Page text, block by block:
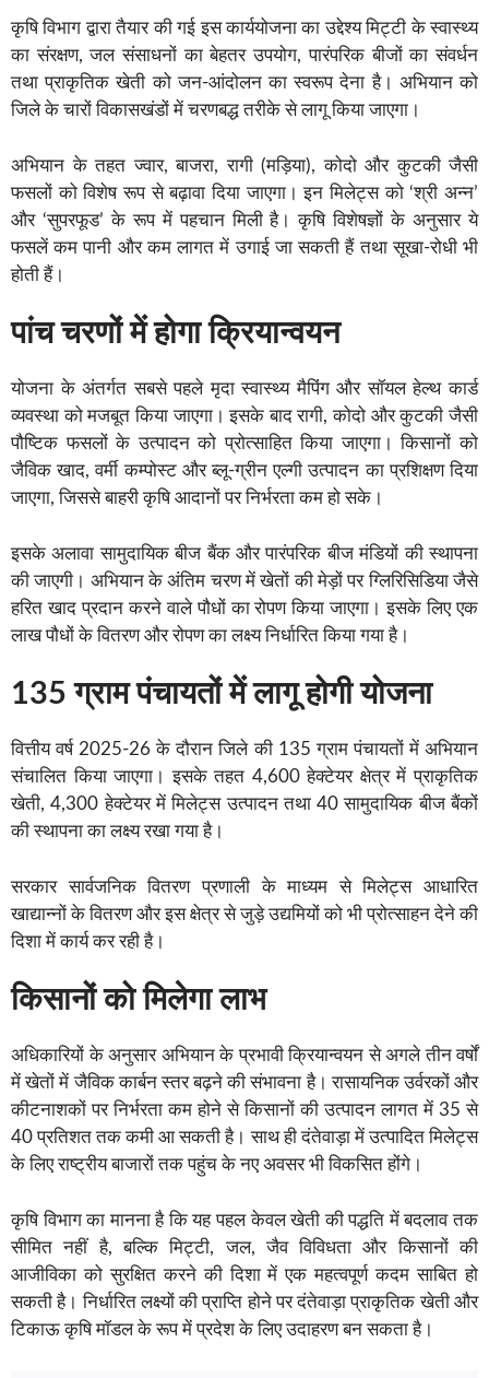
कृषि विभाग द्वारा तैयार की गई इस कार्ययोजना का उद्देश्य मिट्टी के स्वास्थ्य
का संरक्षण, जल संसाधनों का बेहतर उपयोग, पारंपरिक बीजों का संवर्धन
तथा प्राकृतिक खेती को जन-आंदोलन का स्वरूप देना है। अभियान को
जिले के चारों विकासखंडों में चरणबद्ध तरीके से लागू किया जाएगा।
अभियान के तहत ज्वार, बाजरा, रागी (मड़िया), कोदो और कुटकी जैसी
फसलों को विशेष रूप से बढ़ावा दिया जाएगा। इन मिलेट्स को ‘श्री अन्न’
और ‘सुपरफूड’ के रूप में पहचान मिली है। कृषि विशेषज्ञों के अनुसार ये
फसलें कम पानी और कम लागत में उगाई जा सकती हैं तथा सूखा-रोधी भी
होती हैं।
पांच चरणों में होगा क्रियान्वयन
योजना के अंतर्गत सबसे पहले मृदा स्वास्थ्य मैपिंग और सॉयल हेल्थ कार्ड
व्यवस्था को मजबूत किया जाएगा। इसके बाद रागी, कोदो और कुटकी जैसी
पौष्टिक फसलों के उत्पादन को प्रोत्साहित किया जाएगा। किसानों को
जैविक खाद, वर्मी कम्पोस्ट और ब्लू-ग्रीन एल्गी उत्पादन का प्रशिक्षण दिया
जाएगा, जिससे बाहरी कृषि आदानों पर निर्भरता कम हो सके।
इसके अलावा सामुदायिक बीज बैंक और पारंपरिक बीज मंडियों की स्थापना
की जाएगी। अभियान के अंतिम चरण में खेतों की मेड़ों पर ग्लिरिसिडिया जैसे
हरित खाद प्रदान करने वाले पौधों का रोपण किया जाएगा। इसके लिए एक
लाख पौधों के वितरण और रोपण का लक्ष्य निर्धारित किया गया है।
135 ग्राम पंचायतों में लागू होगी योजना
वित्तीय वर्ष 2025-26 के दौरान जिले की 135 ग्राम पंचायतों में अभियान
संचालित किया जाएगा। इसके तहत 4,600 हेक्टेयर क्षेत्र में प्राकृतिक
खेती, 4,300 हेक्टेयर में मिलेट्स उत्पादन तथा 40 सामुदायिक बीज बैंकों
की स्थापना का लक्ष्य रखा गया है।
सरकार सार्वजनिक वितरण प्रणाली के माध्यम से मिलेट्स आधारित
खाद्यान्नों के वितरण और इस क्षेत्र से जुड़े उद्यमियों को भी प्रोत्साहन देने की
दिशा में कार्य कर रही है।
किसानों को मिलेगा लाभ
अधिकारियों के अनुसार अभियान के प्रभावी क्रियान्वयन से अगले तीन वर्षों
में खेतों में जैविक कार्बन स्तर बढ़ने की संभावना है। रासायनिक उर्वरकों और
कीटनाशकों पर निर्भरता कम होने से किसानों की उत्पादन लागत में 35 से
40 प्रतिशत तक कमी आ सकती है। साथ ही दंतेवाड़ा में उत्पादित मिलेट्स
के लिए राष्ट्रीय बाजारों तक पहुंच के नए अवसर भी विकसित होंगे।
कृषि विभाग का मानना है कि यह पहल केवल खेती की पद्धति में बदलाव तक
सीमित नहीं है, बल्कि मिट्टी, जल, जैव विविधता और किसानों की
आजीविका को सुरक्षित करने की दिशा में एक महत्वपूर्ण कदम साबित हो
सकती है। निर्धारित लक्ष्यों की प्राप्ति होने पर दंतेवाड़ा प्राकृतिक खेती और
टिकाऊ कृषि मॉडल के रूप में प्रदेश के लिए उदाहरण बन सकता है।